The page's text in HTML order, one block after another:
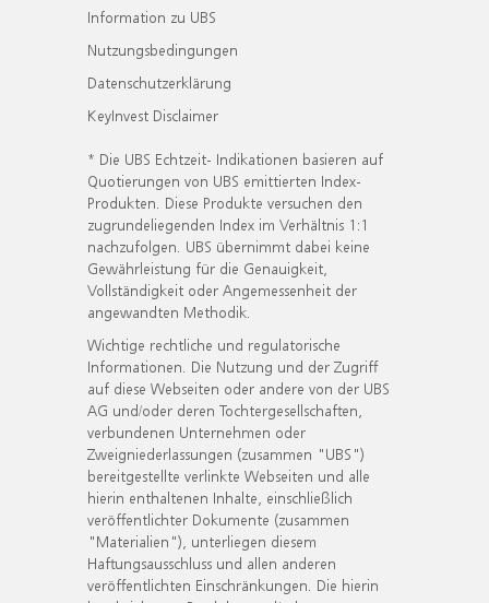
Information zu UBS
Nutzungsbedingungen
Datenschutzerklärung
KeyInvest Disclaimer
* Die UBS Echtzeit- Indikationen basieren auf
Quotierungen von UBS emittierten Index-
Produkten. Diese Produkte versuchen den
zugrundeliegenden Index im Verhältnis 1:1
nachzufolgen. UBS übernimmt dabei keine
Gewährleistung für die Genauigkeit,
Vollständigkeit oder Angemessenheit der
angewandten Methodik.
Wichtige rechtliche und regulatorische
Informationen. Die Nutzung und der Zugriff
auf diese Webseiten oder andere von der UBS
AG und/oder deren Tochtergesellschaften,
verbundenen Unternehmen oder
Zweigniederlassungen (zusammen "UBS")
bereitgestellte verlinkte Webseiten und alle
hierin enthaltenen Inhalte, einschließlich
veröffentlichter Dokumente (zusammen
"Materialien"), unterliegen diesem
Haftungsausschluss und allen anderen
veröffentlichten Einschränkungen. Die hierin